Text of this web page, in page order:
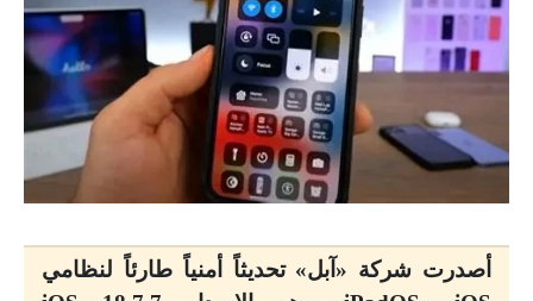
أصدرت شركة «آبل» تحديثاً أمنياً طارئاً لنظامي